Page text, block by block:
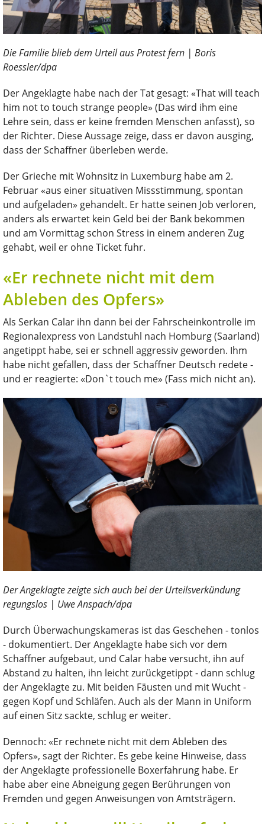
Die Familie blieb dem Urteil aus Protest fern | Boris
Roessler/dpa
Der Angeklagte habe nach der Tat gesagt: «That will teach
him not to touch strange people» (Das wird ihm eine
Lehre sein, dass er keine fremden Menschen anfasst), so
der Richter. Diese Aussage zeige, dass er davon ausging,
dass der Schaffner überleben werde.
Der Grieche mit Wohnsitz in Luxemburg habe am 2.
Februar «aus einer situativen Missstimmung, spontan
und aufgeladen» gehandelt. Er hatte seinen Job verloren,
anders als erwartet kein Geld bei der Bank bekommen
und am Vormittag schon Stress in einem anderen Zug
gehabt, weil er ohne Ticket fuhr.
«Er rechnete nicht mit dem
Ableben des Opfers»
Als Serkan Calar ihn dann bei der Fahrscheinkontrolle im
Regionalexpress von Landstuhl nach Homburg (Saarland)
angetippt habe, sei er schnell aggressiv geworden. Ihm
habe nicht gefallen, dass der Schaffner Deutsch redete -
und er reagierte: «Don`t touch me» (Fass mich nicht an).
Der Angeklagte zeigte sich auch bei der Urteilsverkündung
regungslos | Uwe Anspach/dpa
Durch Überwachungskameras ist das Geschehen - tonlos
- dokumentiert. Der Angeklagte habe sich vor dem
Schaffner aufgebaut, und Calar habe versucht, ihn auf
Abstand zu halten, ihn leicht zurückgetippt - dann schlug
der Angeklagte zu. Mit beiden Fäusten und mit Wucht -
gegen Kopf und Schläfen. Auch als der Mann in Uniform
auf einen Sitz sackte, schlug er weiter.
Dennoch: «Er rechnete nicht mit dem Ableben des
Opfers», sagt der Richter. Es gebe keine Hinweise, dass
der Angeklagte professionelle Boxerfahrung habe. Er
habe aber eine Abneigung gegen Berührungen von
Fremden und gegen Anweisungen von Amtsträgern.